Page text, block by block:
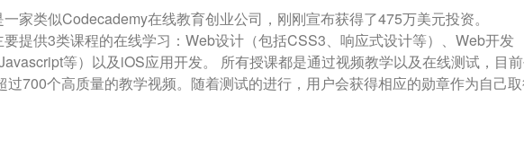
家类似Codecademy在线教育创业公司，刚刚宣布获得了475万美元投资。
提供3类课程的在线学习：Web设计（包括CSS3、响应式设计等）、Web开发
Javascript等）以及iOS应用开发。 所有授课都是通过视频教学以及在线测试，目
过700个高质量的教学视频。随着测试的进行，用户会获得相应的勋章作为自己